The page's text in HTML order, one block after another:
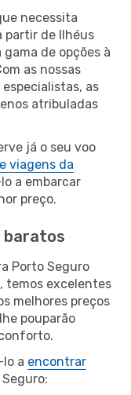
necessita
partir de Ilhéus
de opções à
as nossas
as
atribuladas
já o seu voo
viagens da
a embarcar
preço.
baratos
Porto Seguro
temos excelentes
melhores preços
pouparão
a encontrar